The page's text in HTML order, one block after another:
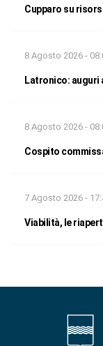
Cupparo su
8 Agosto 2026 -
Latronico: auguri
8 Agosto 2026 -
Cospito
7 Agosto 2026 -
Viabilità, le